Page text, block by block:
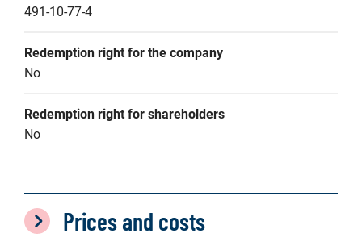
491-10-77-4
Redemption right for the company
No
Redemption right for shareholders
No
Prices and costs